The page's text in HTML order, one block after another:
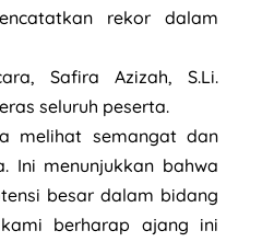
rekor dalam
Safira Azizah, S.Li.
seluruh peserta.
melihat semangat dan
Ini menunjukkan bahwa
besar dalam bidang
berharap ajang ini